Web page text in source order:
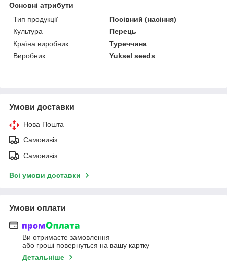
Основні атрибути
Тип продукції
Посівний (насіння)
Культура
Перець
Країна виробник
Туреччина
Виробник
Yuksel seeds
Умови доставки
Нова Пошта
Самовивіз
Самовивіз
Всі умови доставки
Умови оплати
Ви отримаєте замовлення
або гроші повернуться на вашу картку
Детальніше